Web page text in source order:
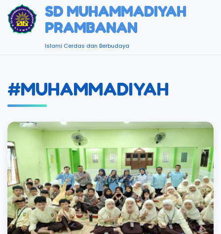
SD MUHAMMADIYAH
PRAMBANAN
Islami Cerdas dan Berbudaya
#MUHAMMADIYAH